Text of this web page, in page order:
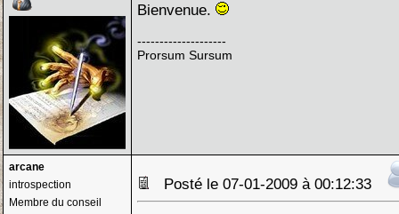
Bienvenue.
--------------------
Prorsum Sursum
arcane
introspection
Membre du conseil
Posté le 07-01-2009 à 00:12:33